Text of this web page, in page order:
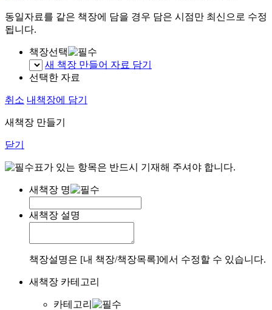
동일자료를 같은 책장에 담을 경우 담은 시점만 최신으로 수정
됩니다.
책장선택
새 책장 만들어 자료 담기
선택한 자료
취소 내책장에 담기
새책장 만들기
닫기
표가 있는 항목은 반드시 기재해 주셔야 합니다.
새책장 명
새책장 설명
책장설명은 [내 책장/책장목록]에서 수정할 수 있습니다.
새책장 카테고리
카테고리